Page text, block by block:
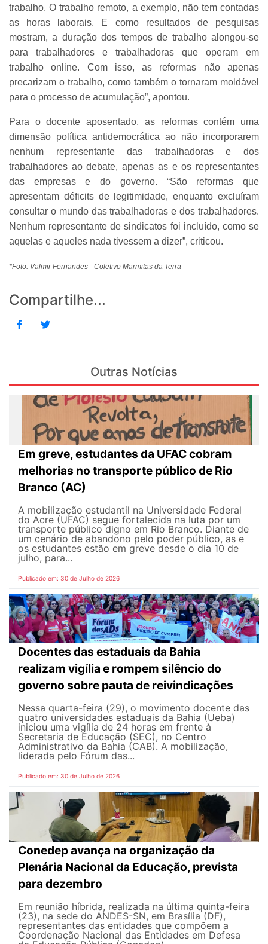
trabalho. O trabalho remoto, a exemplo, não tem contadas
as horas laborais. E como resultados de pesquisas
mostram, a duração dos tempos de trabalho alongou-se
para trabalhadores e trabalhadoras que operam em
trabalho online. Com isso, as reformas não apenas
precarizam o trabalho, como também o tornaram moldável
para o processo de acumulação”, apontou.
Para o docente aposentado, as reformas contém uma
dimensão política antidemocrática ao não incorporarem
nenhum representante das trabalhadoras e dos
trabalhadores ao debate, apenas as e os representantes
das empresas e do governo. “São reformas que
apresentam déficits de legitimidade, enquanto excluíram
consultar o mundo das trabalhadoras e dos trabalhadores.
Nenhum representante de sindicatos foi incluído, como se
aquelas e aqueles nada tivessem a dizer”, criticou.
*Foto: Valmir Fernandes - Coletivo Marmitas da Terra
Compartilhe...
Outras Notícias
Em greve, estudantes da UFAC cobram
melhorias no transporte público de Rio
Branco (AC)
A mobilização estudantil na Universidade Federal
do Acre (UFAC) segue fortalecida na luta por um
transporte público digno em Rio Branco. Diante de
um cenário de abandono pelo poder público, as e
os estudantes estão em greve desde o dia 10 de
julho, para...
Publicado em: 30 de Julho de 2026
Docentes das estaduais da Bahia
realizam vigília e rompem silêncio do
governo sobre pauta de reivindicações
Nessa quarta-feira (29), o movimento docente das
quatro universidades estaduais da Bahia (Ueba)
iniciou uma vigília de 24 horas em frente à
Secretaria de Educação (SEC), no Centro
Administrativo da Bahia (CAB). A mobilização,
liderada pelo Fórum das...
Publicado em: 30 de Julho de 2026
Conedep avança na organização da
Plenária Nacional da Educação, prevista
para dezembro
Em reunião híbrida, realizada na última quinta-feira
(23), na sede do ANDES-SN, em Brasília (DF),
representantes das entidades que compõem a
Coordenação Nacional das Entidades em Defesa